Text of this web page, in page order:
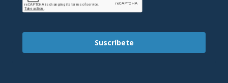
Suscríbete